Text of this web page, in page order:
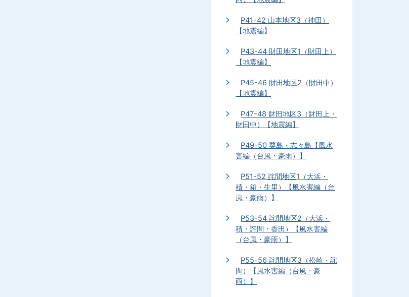
P41-42 山本地区3（神田）
【地震編】
P43-44 財田地区1（財田上）
【地震編】
P45-46 財田地区2（財田中）
【地震編】
P47-48 財田地区3（財田上・
財田中）【地震編】
P49-50 粟島・志々島【風水
害編（台風・豪雨）】
P51-52 詫間地区1（大浜・
積・箱・生里）【風水害編（台
風・豪雨）】
P53-54 詫間地区2（大浜・
積・詫間・香田）【風水害編
（台風・豪雨）】
P55-56 詫間地区3（松崎・詫
間）【風水害編（台風・豪
雨）】